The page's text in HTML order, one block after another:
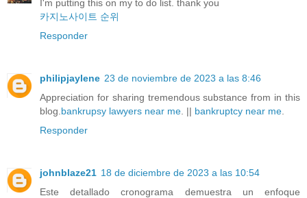
I'm putting this on my to do list. thank you
카지노사이트 순위
Responder
philipjaylene 23 de noviembre de 2023 a las 8:46
Appreciation for sharing tremendous substance from in this
blog. bankrupsy lawyers near me . || bankruptcy near me
Responder
johnblaze21 18 de diciembre de 2023 a las 10:54
Este detallado cronograma demuestra un enfoque